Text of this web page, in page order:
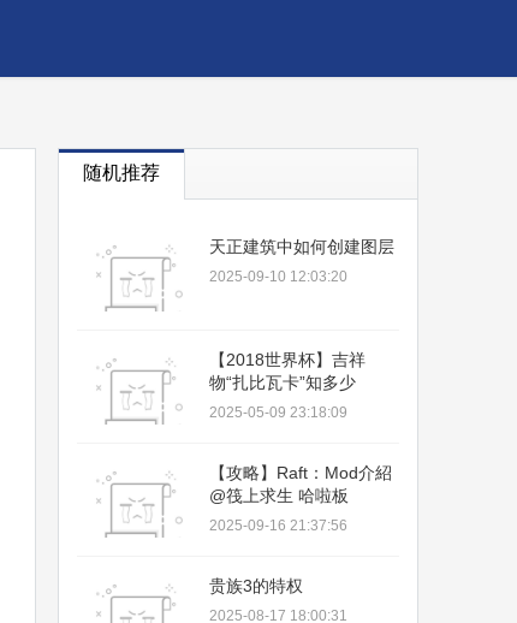
随机推荐
天正建筑中如何创建图层
2025-09-10 12:03:20
【2018世界杯】吉祥
物“扎比瓦卡”知多少
2025-05-09 23:18:09
【攻略】Raft：Mod介紹
@筏上求生 哈啦板
2025-09-16 21:37:56
贵族3的特权
2025-08-17 18:00:31